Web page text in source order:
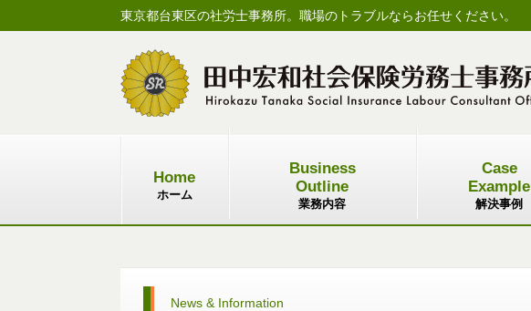
東京都台東区の社労士事務所。職場のトラブルならお任せください。
Home
ホーム
Business
Outline
業務内容
Case
Example
解決事例
News & Information